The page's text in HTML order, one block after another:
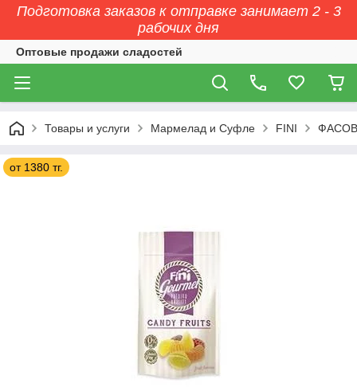
Подготовка заказов к отправке занимает 2 - 3
рабочих дня
Оптовые продажи сладостей
Товары и услуги Мармелад и Суфле FINI
от 1380 тг.